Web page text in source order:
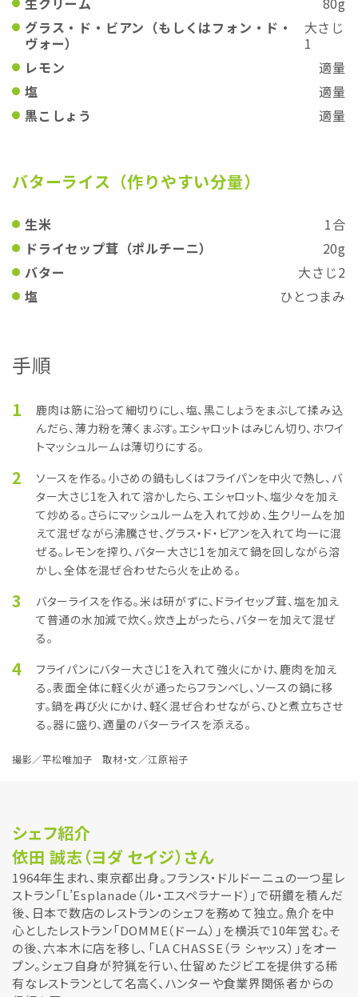
グラス・ド・ビアン（もしくはフォン・ド・
ヴォー）
大さじ
1
レモン
適量
塩
適量
黒こしょう
適量
バターライス（作りやすい分量）
生米
1合
ドライセップ茸（ポルチーニ）
20g
バター
大さじ2
塩
ひとつまみ
手順
1
鹿肉は筋に沿って細切りにし、塩、黒こしょうをまぶして揉み込
んだら、薄力粉を薄くまぶす。エシャロットはみじん切り、ホワイ
トマッシュルームは薄切りにする。
2
ソースを作る。小さめの鍋もしくはフライパンを中火で熱し、バ
ター大さじ1を入れて溶かしたら、エシャロット、塩少々を加え
て炒める。さらにマッシュルームを入れて炒め、生クリームを加
えて混ぜながら沸騰させ、グラス・ド・ビアンを入れて均一に混
ぜる。レモンを搾り、バター大さじ1を加えて鍋を回しながら溶
かし、全体を混ぜ合わせたら火を止める。
3
バターライスを作る。米は研がずに、ドライセップ茸、塩を加え
て普通の水加減で炊く。炊き上がったら、バターを加えて混ぜ
る。
4
フライパンにバター大さじ1を入れて強火にかけ、鹿肉を加え
る。表面全体に軽く火が通ったらフランベし、ソースの鍋に移
す。鍋を再び火にかけ、軽く混ぜ合わせながら、ひと煮立ちさせ
る。器に盛り、適量のバターライスを添える。
撮影／平松唯加子 取材・文／江原裕子
シェフ紹介
依田 誠志（ヨダ セイジ）さん
1964年生まれ、東京都出身。フランス・ドルドーニュの一つ星レ
ストラン「L’Esplanade（ル・エスペラナード）」で研鑽を積んだ
後、日本で数店のレストランのシェフを務めて独立。魚介を中
心としたレストラン「DOMME（ドーム）」を横浜で10年営む。そ
の後、六本木に店を移し、「LA CHASSE（ラ シャッス）」をオー
プン。シェフ自身が狩猟を行い、仕留めたジビエを提供する稀
有なレストランとして名高く、ハンターや食業界関係者からの